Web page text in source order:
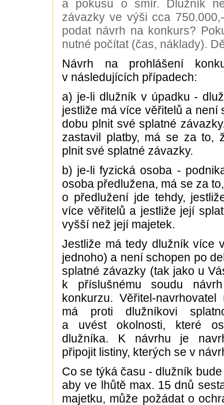
a pokusu o smír. Dlužník
závazky ve výši cca
podat návrh na konkurs?
nutné počítat (čas, náklady).
Návrh na prohlášení
v následujících případech:
a) je-li dlužník v úpadku -
jestliže má více věřitelů a není
dobu plnit své splatné
zastavil platby, má se za to,
plnit své splatné závazky.
b) je-li fyzická osoba -
osoba předlužena, má se za
o předlužení jde tehdy,
více věřitelů a jestliže její
vyšší než její majetek.
Jestliže má tedy dlužník více
jednoho) a není schopen po
splatné závazky (tak jako u
k příslušnému soudu
konkurzu. Věřitel-
má proti dlužníkovi
a uvést okolnosti, které
dlužníka. K návrhu je
připojit listiny, kterých se v
Co se týká času - dlužník
aby ve lhůtě max. 15 dnů
majetku, může požádat o